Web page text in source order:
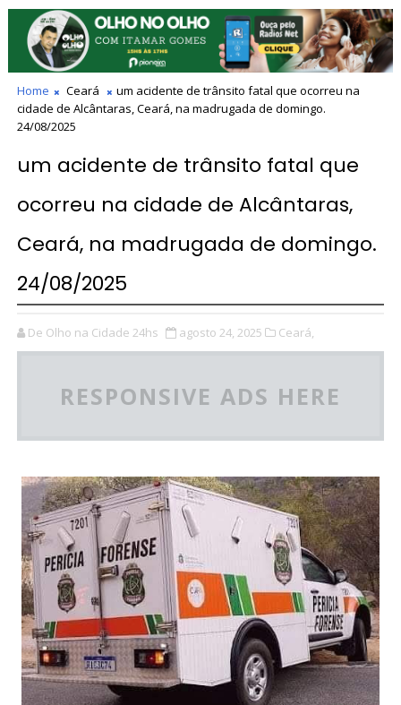
Home Ceará
um acidente de trânsito fatal que ocorreu na
cidade de Alcântaras, Ceará, na madrugada de domingo.
24/08/2025
um acidente de trânsito fatal que
ocorreu na cidade de Alcântaras,
Ceará, na madrugada de domingo.
24/08/2025
De Olho na Cidade 24hs agosto 24, 2025 Ceará,
RESPONSIVE ADS HERE